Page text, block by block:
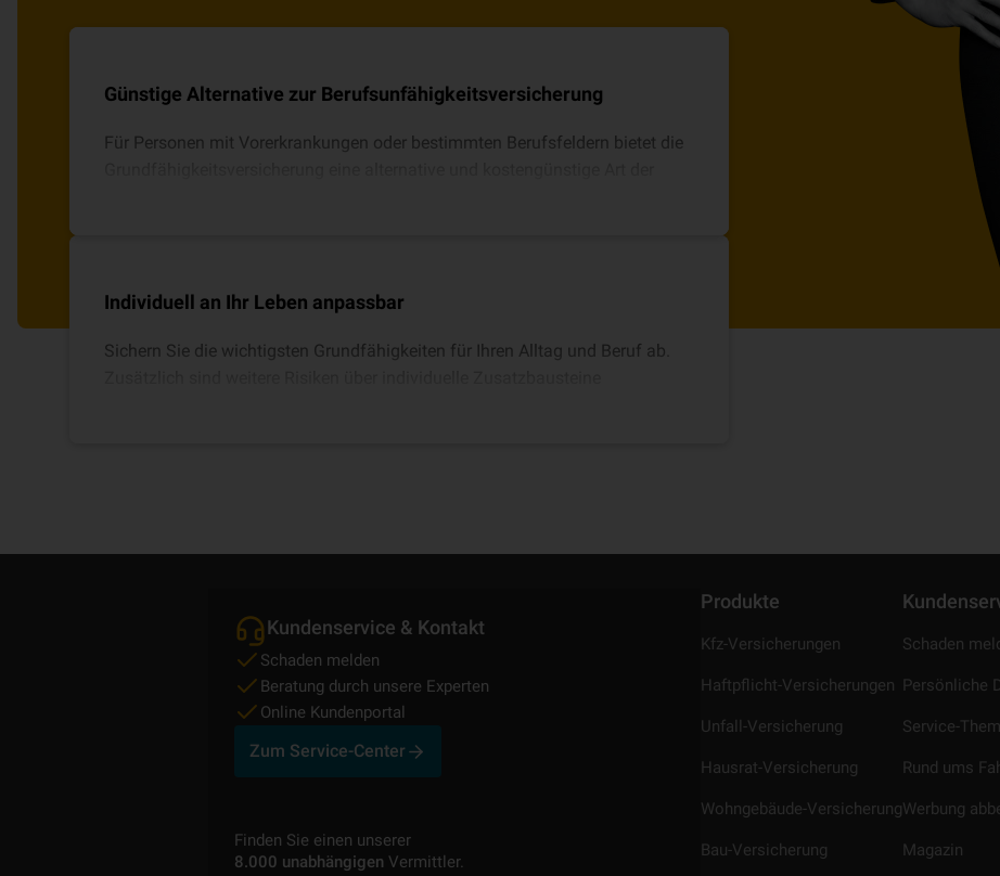
Günstige Alternative zur Berufsunfähigkeitsversicherung
Für Personen mit Vorerkrankungen oder bestimmten Berufsfeldern bietet die
Individuell an Ihr Leben anpassbar
Sichern Sie die wichtigsten Grundfähigkeiten für Ihren Alltag und Beruf ab.
Kundenservice & Kontakt
Schaden melden
Beratung durch unsere Experten
Online Kundenportal
Zum Service-Center
Finden Sie einen unserer
8.000 unabhängigen Vermittler.
Produkte
Kfz-Versicherungen
Haftpflicht-Versicherungen
Unfall-Versicherung
Hausrat-Versicherung
Wohngebäude-Versicherung
Bau-Versicherung
Schaden
Persönliche
Service-
Rund ums
Werbung
Magazin